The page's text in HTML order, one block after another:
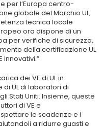
per l’Europa centro-
globale del Marchio UL,
tecnica locale
ora dispone di un
per verifiche di sicurezza,
della certificazione UL
innovativi.”
dei VE di UL in
UL di laboratori di
Stati Uniti. Insieme, queste
di VE e
le scadenze e i
a ridurre guasti e